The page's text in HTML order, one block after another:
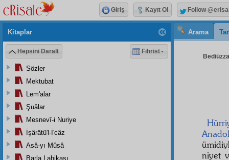
Arama
niyet
Kitaplar
Hepsini Daralt Fihrist
Sözler
Mektubat
Lem'alar
Şuâlar
Mesnevî-i Nuriye
İşârâtü'l-İ'câz
Asâ-yı Mûsâ
Barla Lahikası
Giriş Kayıt Ol Follow